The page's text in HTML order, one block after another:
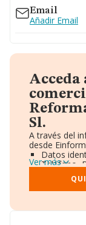
Email
Añadir Email
Sl.
A través del
desde
Datos
Teléfono,
Informe
Gráficos
Consejo
Ver más